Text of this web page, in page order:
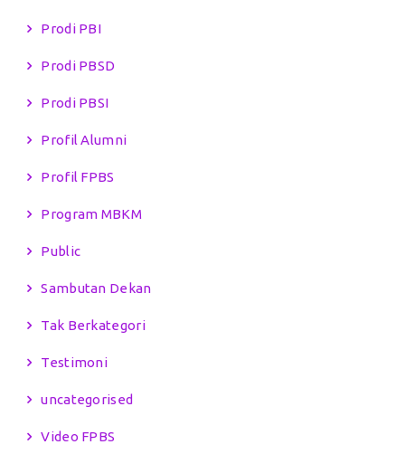
Prodi PBI
Prodi PBSD
Prodi PBSI
Profil Alumni
Profil FPBS
Program MBKM
Public
Sambutan Dekan
Tak Berkategori
Testimoni
uncategorised
Video FPBS